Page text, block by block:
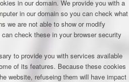
in our domain. We provide you with a
in our domain so you can check what
we are not able to show or modify
check these in your browser security
to provide you with services available
of its features. Because these cookies
website, refuseing them will have impact